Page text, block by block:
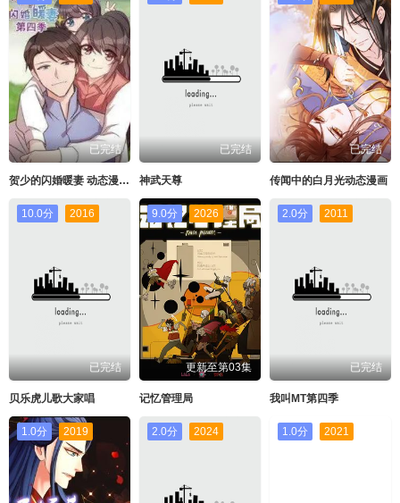
已完结
贺少的闪婚暖妻 动态漫第四季
已完结
神武天尊
已完结
传闻中的白月光动态漫画
10.0分 2016
已完结
贝乐虎儿歌大家唱
9.0分 2026
更新至第03集
记忆管理局
2.0分 2011
已完结
我叫MT第四季
1.0分 2019 2.0分 2024 1.0分 2021